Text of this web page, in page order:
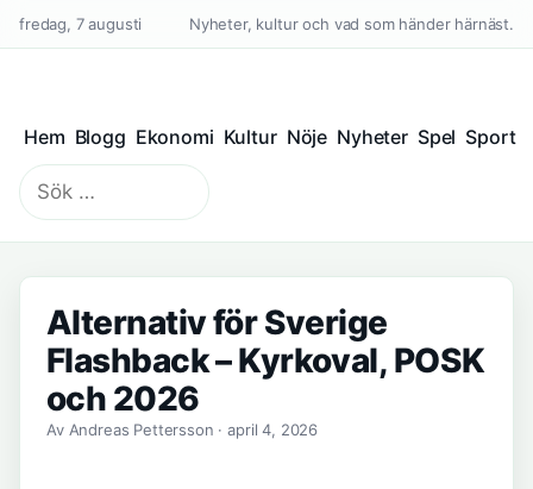
fredag, 7 augusti Nyheter, kultur och vad som händer härnäst.
Hem Blogg Ekonomi Kultur Nöje Nyheter Spel Sport
Sök
efter:
Alternativ för Sverige
Flashback – Kyrkoval, POSK
och 2026
Av Andreas Pettersson · april 4, 2026